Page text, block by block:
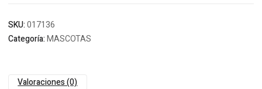
SKU:017136
Categoría:MASCOTAS
Valoraciones (0)